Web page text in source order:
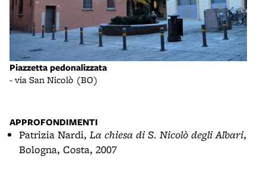
Piazzetta pedonalizzata
- via San Nicolò (BO)
APPROFONDIMENTI
Patrizia Nardi, La chiesa di S. Nicolò degli Albari,
Bologna, Costa, 2007